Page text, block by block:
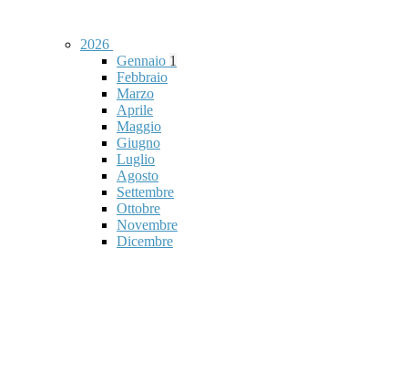
2026
Gennaio 1
Febbraio
Marzo
Aprile
Maggio
Giugno
Luglio
Agosto
Settembre
Ottobre
Novembre
Dicembre